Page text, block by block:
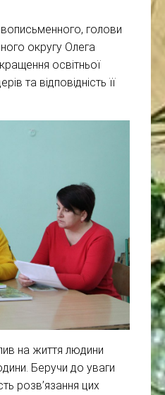
голови
округу Олега
освітньої
та відповідність її
на життя людини
Беручи до уваги
розв’язання цих